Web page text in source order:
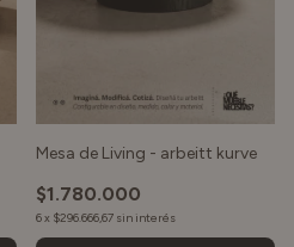
Mesa de Living - arbeitt kurve
$1.780.000
6x $296.666,67 sin interés